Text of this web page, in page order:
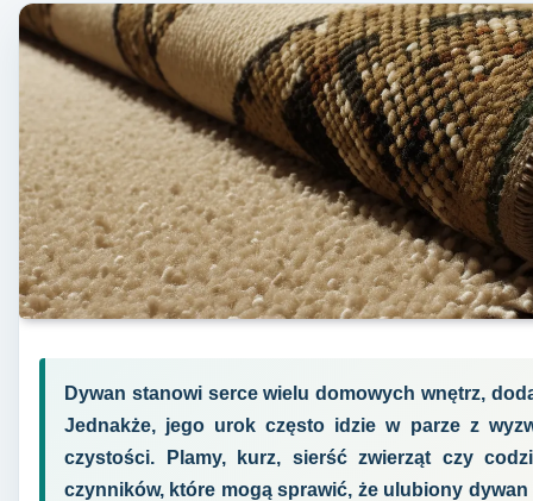
Dywan stanowi serce wielu domowych wnętrz,
Jednakże, jego urok często idzie w parze z
czystości. Plamy, kurz, sierść zwierząt czy
czynników, które mogą sprawić, że ulubiony